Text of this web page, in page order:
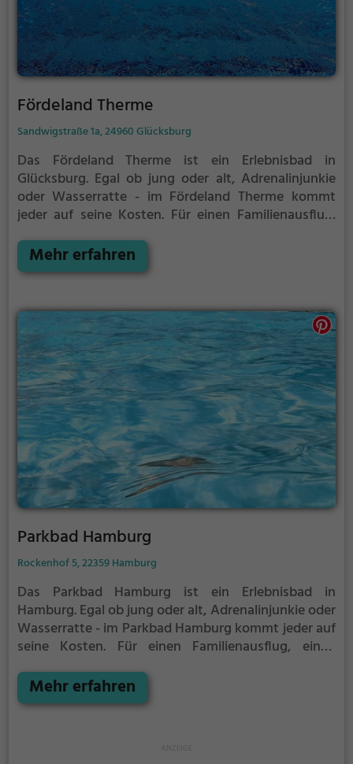
Fördeland Therme
Sandwigstraße 1a, 24960 Glücksburg
Das Fördeland Therme ist ein Erlebnisbad in
Glücksburg. Egal ob jung oder alt, Adrenalinjunkie
oder Wasserratte - im Fördeland Therme kommt
jeder auf seine Kosten. Für einen Familienausflug,
ist das Fördeland Therme genau die richtige Adresse.
Mehr erfahren
Parkbad Hamburg
Rockenhof 5, 22359 Hamburg
Das Parkbad Hamburg ist ein Erlebnisbad in
Hamburg.Egal ob jung oder alt, Adrenalinjunkie oder
Wasserratte - im Parkbad Hamburg kommt jeder auf
seine Kosten. Für einen Familienausflug, einen
Parkbad Hamburg genau die richtige Adresse.
Mehr erfahren